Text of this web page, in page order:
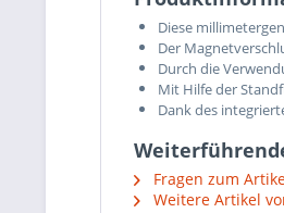
Diese
Der
Durch die
Mit Hilfe der
Dank des
Fragen zum
Weitere Artikel